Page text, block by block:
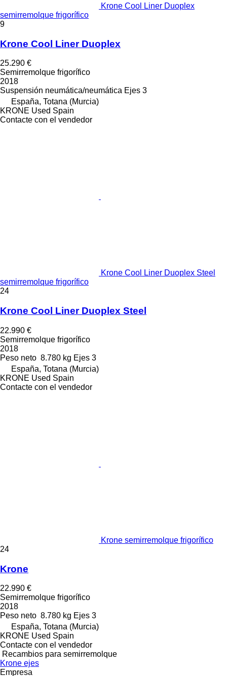
Krone Cool Liner Duoplex
semirremolque frigorífico
9
Krone Cool Liner Duoplex
25.290 €
Semirremolque frigorífico
2018
Suspensión neumática/neumática Ejes 3
España, Totana (Murcia)
KRONE Used Spain
Contacte con el vendedor
Krone Cool Liner Duoplex Steel
semirremolque frigorífico
24
Krone Cool Liner Duoplex Steel
22.990 €
Semirremolque frigorífico
2018
Peso neto 8.780 kg Ejes 3
España, Totana (Murcia)
KRONE Used Spain
Contacte con el vendedor
Krone semirremolque frigorífico
24
Krone
22.990 €
Semirremolque frigorífico
2018
Peso neto 8.780 kg Ejes 3
España, Totana (Murcia)
KRONE Used Spain
Contacte con el vendedor
Recambios para semirremolque
Krone ejes
Empresa